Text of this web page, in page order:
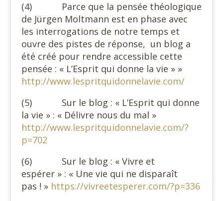
(4) Parce que la pensée théologique
de Jürgen Moltmann est en phase avec
les interrogations de notre temps et
ouvre des pistes de réponse, un blog a
été créé pour rendre accessible cette
pensée : « L’Esprit qui donne la vie » »
http://www.lespritquidonnelavie.com/
(5) Sur le blog : « L’Esprit qui donne
la vie » : « Délivre nous du mal »
http://www.lespritquidonnelavie.com/?
p=702
(6) Sur le blog : « Vivre et
espérer » : « Une vie qui ne disparaît
pas ! » https://vivreetesperer.com/?p=336